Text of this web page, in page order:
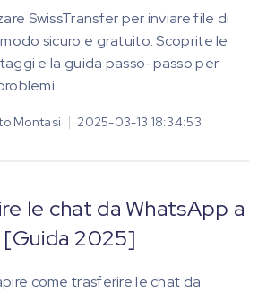
SwissTransfer per inviare file di
sicuro e gratuito. Scoprite le
e la guida passo-passo per
Montasi 2025-03-13 18:34:53
le chat da WhatsApp a
2025]
come trasferire le chat da